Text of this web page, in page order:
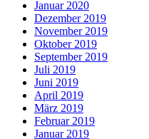
Januar 2020
Dezember 2019
November 2019
Oktober 2019
September 2019
Juli 2019
Juni 2019
April 2019
März 2019
Februar 2019
Januar 2019